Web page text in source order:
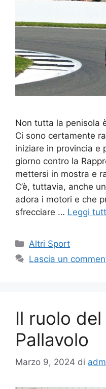
Non tutta la penisola
Ci sono certamente
iniziare in provincia e
giorno contro la
mettersi in mostra e
C’è, tuttavia, anche
adora i motori e che
sfrecciare … Leggi
Altri Sport
Lascia un
Il ruolo
Pallavolo
Marzo 9, 2024 di